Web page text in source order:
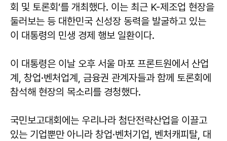
회 및 토론회’를 개최했다. 이는 최근 K-제조업 현장을
둘러보는 등 대한민국 신성장 동력을 발굴하고 있는
이 대통령의 민생 경제 행보 일환이다.
이 대통령은 이날 오후 서울 마포 프론트원에서 산업
계, 창업·벤처업계, 금융권 관계자들과 함께 토론회에
참석해 현장의 목소리를 경청했다.
국민보고대회에는 우리나라 첨단전략산업을 이끌고
있는 기업뿐만 아니라 창업·벤처기업, 벤처캐피탈, 대